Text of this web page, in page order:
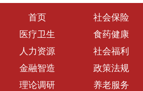
首页 社会保险
医疗卫生
食药健康
人力资源
社会福利
金融智造
政策法规
理论调研
养老服务